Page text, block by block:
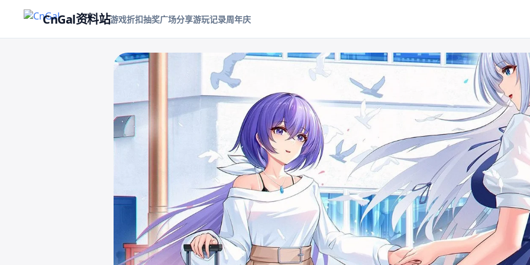
CnGal资料站游戏折扣抽奖广场分享游玩记录周年庆